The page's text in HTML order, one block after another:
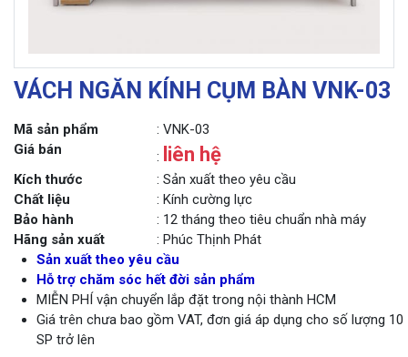
VÁCH NGĂN KÍNH CỤM BÀN VNK-03
Mã sản phẩm
: VNK-03
Giá bán
: liên hệ
Kích thước
: Sản xuất theo yêu cầu
Chất liệu
: Kính cường lực
Bảo hành
: 12 tháng theo tiêu chuẩn nhà máy
Hãng sản xuất
: Phúc Thịnh Phát
Sản xuất theo yêu cầu
Hỗ trợ chăm sóc hết đời sản phẩm
MIỄN PHÍ vận chuyển lắp đặt trong nội thành HCM
Giá trên chưa bao gồm VAT, đơn giá áp dụng cho số lượng 10
SP trở lên